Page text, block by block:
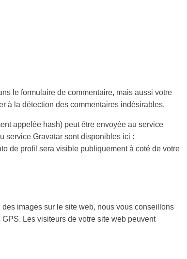
le formulaire de commentaire, mais aussi votre
à la détection des commentaires indésirables.
appelée hash) peut être envoyée au service
service Gravatar sont disponibles ici :
de profil sera visible publiquement à coté de votre
images sur le site web, nous vous conseillons
Les visiteurs de votre site web peuvent